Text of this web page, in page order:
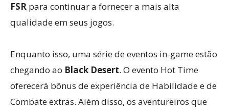
FSR para continuar a fornecer a mais alta
qualidade em seus jogos.
Enquanto isso, uma série de eventos in-game estão
chegando ao Black Desert. O evento Hot Time
oferecerá bônus de experiência de Habilidade e de
Combate extras. Além disso, os aventureiros que